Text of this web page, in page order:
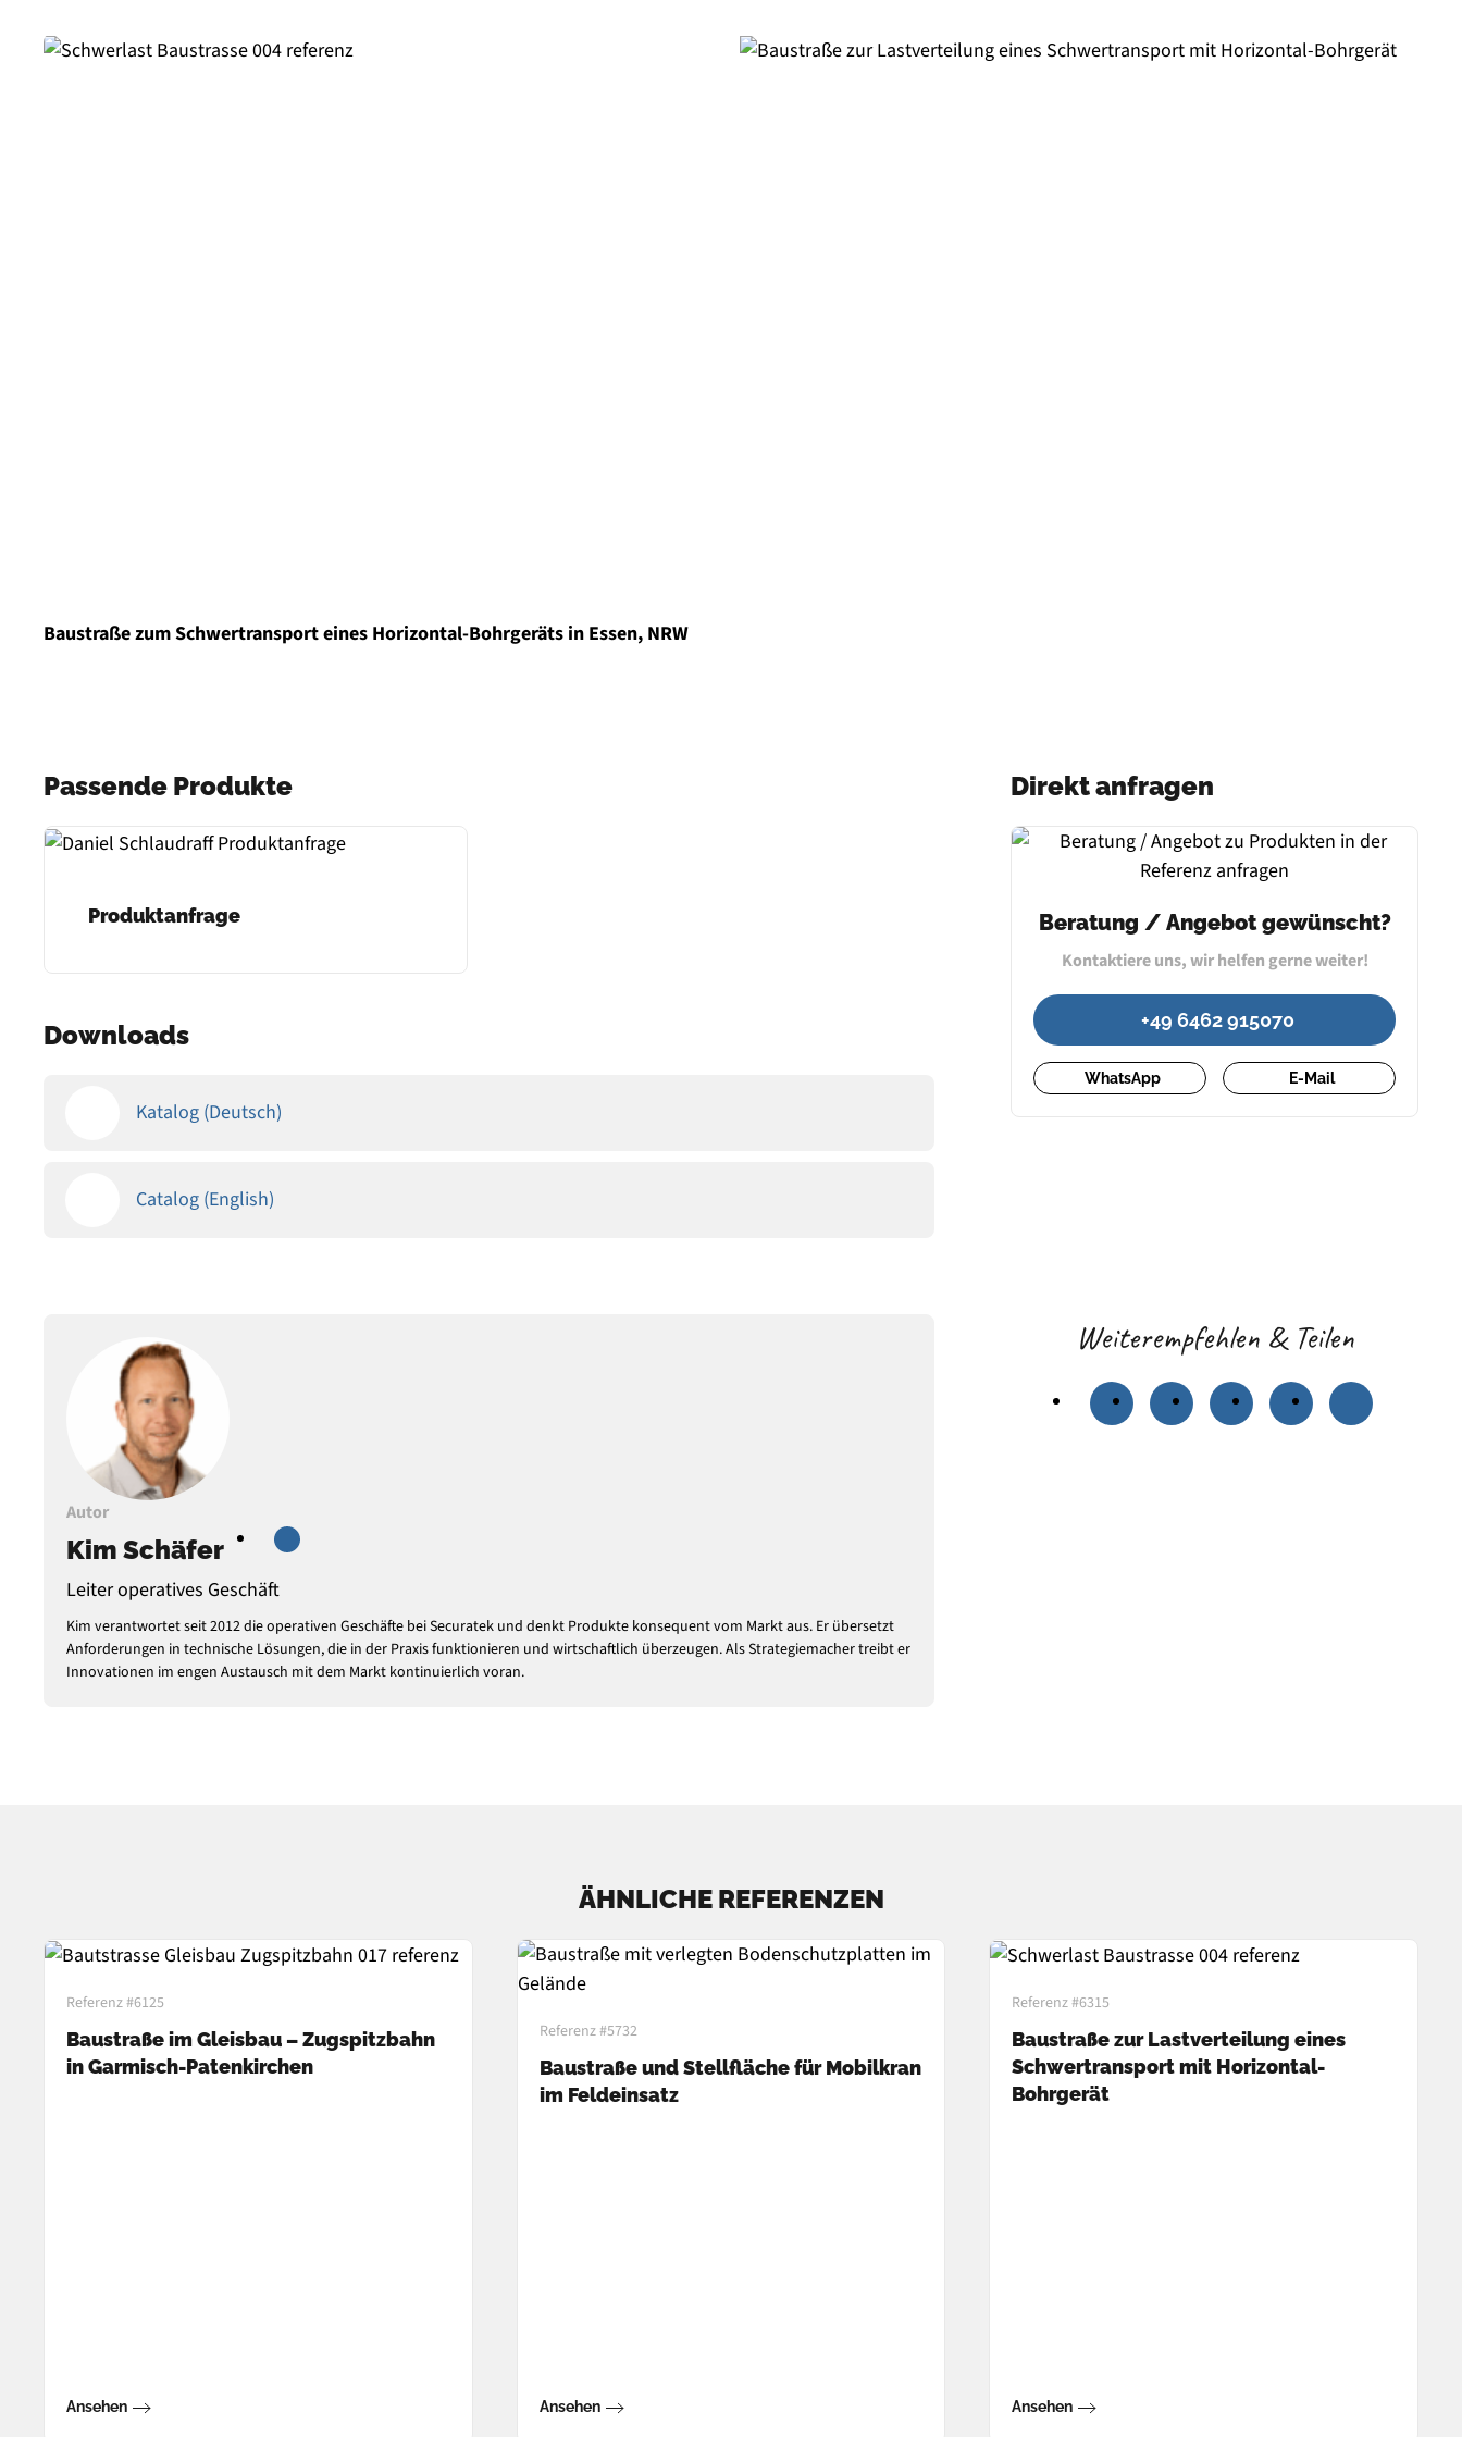
Baustraße zum Schwertransport eines Horizontal-Bohrgeräts in Essen, NRW
Passende Produkte
Produktanfrage
Downloads
Katalog (Deutsch)
Catalog (English)
Direkt anfragen
Beratung / Angebot gewünscht?
Kontaktiere uns, wir helfen gerne weiter!
+49 6462 915070
WhatsApp E-Mail
Autor
Kim Schäfer
Leiter operatives Geschäft
Kim verantwortet seit 2012 die operativen Geschäfte bei Securatek und denkt Produkte konsequent vom Markt aus. Er übersetzt
Anforderungen in technische Lösungen, die in der Praxis funktionieren und wirtschaftlich überzeugen. Als Strategiemacher treibt er
Innovationen im engen Austausch mit dem Markt kontinuierlich voran.
Weiterempfehlen & Teilen
ÄHNLICHE REFERENZEN
Referenz #6125
Baustraße im Gleisbau – Zugspitzbahn
in Garmisch-Patenkirchen
Ansehen
Referenz #5732
Baustraße und Stellfläche für Mobilkran
im Feldeinsatz
Ansehen
Referenz #6315
Baustraße zur Lastverteilung eines
Schwertransport mit Horizontal-
Bohrgerät
Ansehen